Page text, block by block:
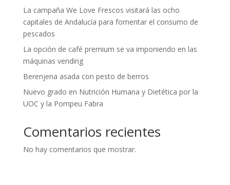
La campaña We Love Frescos visitará las ocho
capitales de Andalucía para fomentar el consumo de
pescados
La opción de café premium se va imponiendo en las
máquinas vending
Berenjena asada con pesto de berros
Nuevo grado en Nutrición Humana y Dietética por la
UOC y la Pompeu Fabra
Comentarios recientes
No hay comentarios que mostrar.